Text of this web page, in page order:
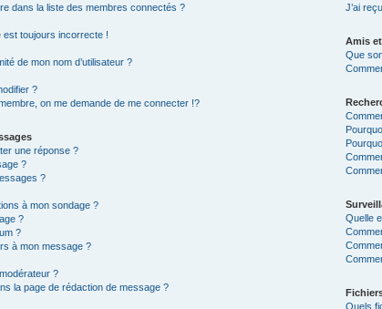
dans la liste des membres connectés ?
est toujours incorrecte !
de mon nom d’utilisateur ?
?
on me demande de me connecter !?
une réponse ?
?
?
à mon sondage ?
?
?
à mon message ?
?
la page de rédaction de message ?
J’ai
Amis
Que
Quelle
Quels